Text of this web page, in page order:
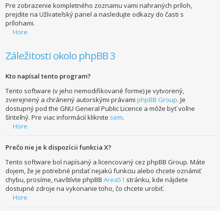
Pre zobrazenie kompletného zoznamu vami nahraných príloh,
prejdite na Užívateľský panel a nasledujte odkazy do časti s
prílohami.
Hore
Záležitosti okolo phpBB 3
Kto napísal tento program?
Tento software (v jeho nemodifikované forme) je vytvorený,
zverejnený a chránený autorskými právamiphpBB Group. Je
dostupný pod the GNU General Public Licence a môže byť voľne
šíriteľný. Pre viac informácií kliknite sem.
Hore
Prečo nie je k dispozícii funkcia X?
Tento software bol napísaný a licencovaný cez phpBB Group. Máte
dojem, že je potrebné pridať nejakú funkciu alebo chcete oznámiť
chybu, prosíme, navštívte phpBBArea51 stránku, kde nájdete
dostupné zdroje na vykonanie toho, čo chcete urobiť.
Hore